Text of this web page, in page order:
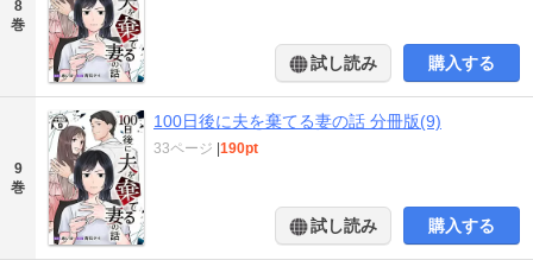
8
巻
試し読み 購入する
9
巻
100日後に夫を棄てる妻の話 分冊版(9)
33ページ |190pt
試し読み 購入する